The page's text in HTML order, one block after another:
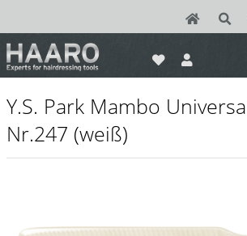
Scheren
Joewell
Y.S. Park Mambo
Nr.247 (weiß)